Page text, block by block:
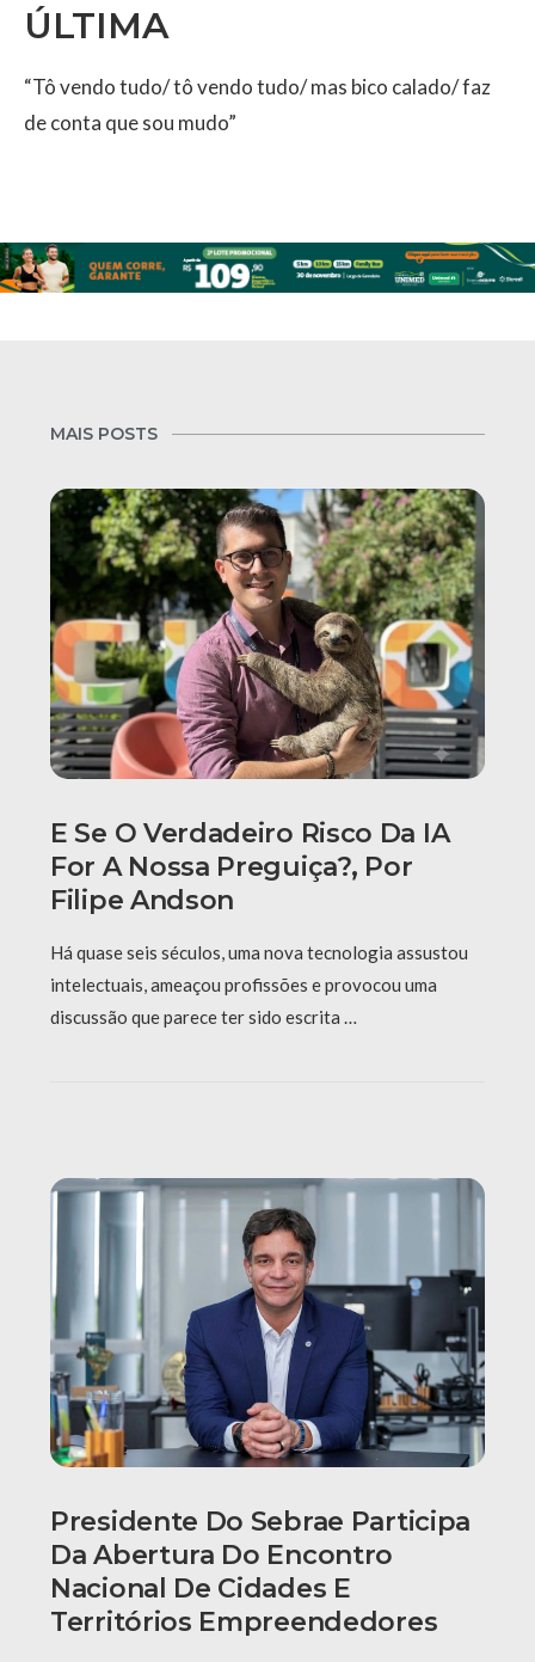
ÚLTIMA
“Tô vendo tudo/ tô vendo tudo/ mas bico calado/ faz
de conta que sou mudo”
MAIS POSTS
E Se O Verdadeiro Risco Da IA
For A Nossa Preguiça?, Por
Filipe Andson
Há quase seis séculos, uma nova tecnologia assustou
intelectuais, ameaçou profissões e provocou uma
discussão que parece ter sido escrita …
Presidente Do Sebrae Participa
Da Abertura Do Encontro
Nacional De Cidades E
Territórios Empreendedores